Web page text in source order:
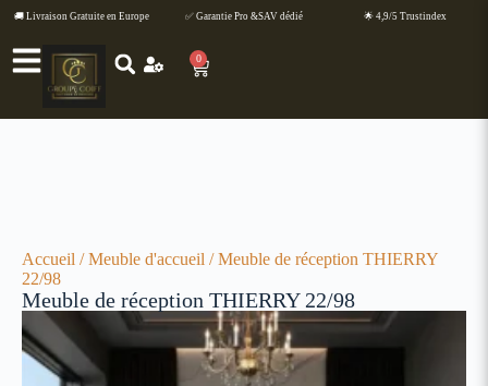
🚚 Livraison Gratuite en Europe ✅ Garantie Pro &SAV dédié 🌟 4,9/5 Trustindex
0
Accueil /Meuble d'accueil / Meuble de réception THIERRY
22/98
Meuble de réception THIERRY 22/98